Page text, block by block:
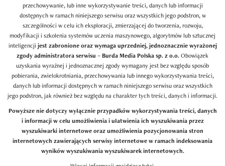
przechowywanie, lub inne wykorzystywanie treści, danych lub informacji
dostępnych w ramach niniejszego serwisu oraz wszystkich jego podstron, w
szczególności w celu ich eksploracji, zmierzającej do tworzenia, rozwoju,
modyfikacji i szkolenia systemów uczenia maszynowego, algorytmów lub sztucznej
inteligencji jest zabronione oraz wymaga uprzedniej, jednoznacznie wyrażonej
zgody administratora serwisu – Burda Media Polska sp. z o.o.Obowiązek
uzyskania wyraźnej i jednoznacznej zgody wymagany jest bez względu sposób
pobierania, zwielokrotniania, przechowywania lub innego wykorzystywania treści,
danych lub informacji dostępnych w ramach niniejszego serwisu oraz wszystkich
jego podstron, jak również bez względu na charakter tych treści, danych i informacji.
Powyższe nie dotyczy wyłącznie przypadków wykorzystywania treści, danych
i informacji w celu umożliwienia i ułatwienia ich wyszukiwania przez
wyszukiwarki internetowe oraz umożliwienia pozycjonowania stron
internetowych zawierających serwisy internetowe w ramach indeksowania
wyników wyszukiwania wyszukiwarek internetowych.